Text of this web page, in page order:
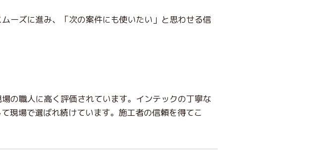
ーズに進み、「次の案件にも使いたい」と思わせる信
の職人に高く評価されています。インテックの丁寧な
現場で選ばれ続けています。施工者の信頼を得てこ